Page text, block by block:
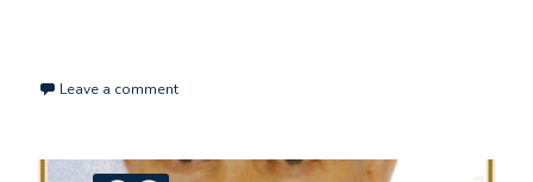
Leave a comment